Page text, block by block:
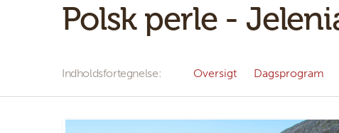
Polsk perle -
Indholdsfortegnelse Oversigt Dagsprogram